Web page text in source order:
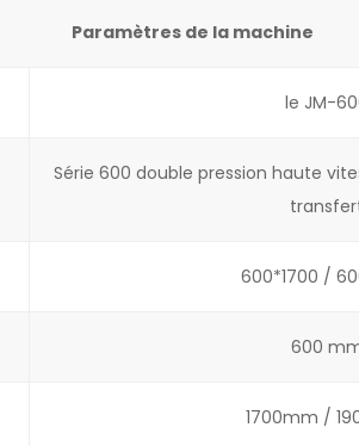
Paramètres de la machine
le JM-
Série 600 double pression haute
600*1700 /
600
1700mm /